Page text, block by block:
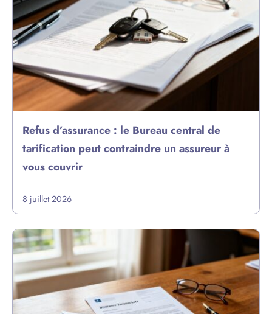
Refus d’assurance : le Bureau central de
tarification peut contraindre un assureur à
vous couvrir
8 juillet 2026